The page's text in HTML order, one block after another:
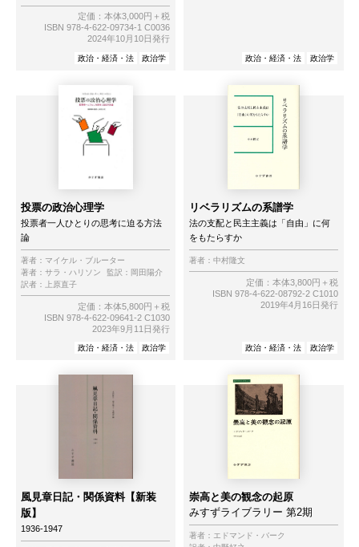
定価：本体3,000円＋税
ISBN 978-4-622-09734-1 C0036
2024年10月10日発行
政治・経済・法 政治学 政治・経済・法 政治学
投票の政治心理学
投票者一人ひとりの思考に迫る方法
論
著者： マイケル・ブルーター
著者： サラ・ハリソン 監訳： 岡田陽介
訳者：
上原直子
定価：本体5,800円＋税
ISBN 978-4-622-09641-2 C1030
2023年9月11日発行
政治・経済・法 政治学
リベラリズムの系譜学
法の支配と民主主義は「自由」に何
をもたらすか
著者： 中村隆文
定価：本体3,800円＋税
ISBN 978-4-622-08792-2 C1010
2019年4月16日発行
政治・経済・法 政治学
風見章日記・関係資料【新装
版】
1936-1947
崇高と美の観念の起原
みすずライブラリー 第2期
著者： エドマンド・バーク